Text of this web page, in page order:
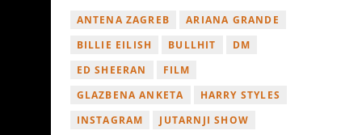
ANTENA ZAGREB
ARIANA GRANDE
BILLIE EILISH
BULLHIT
DM
ED SHEERAN
FILM
GLAZBENA ANKETA
HARRY STYLES
INSTAGRAM
JUTARNJI SHOW